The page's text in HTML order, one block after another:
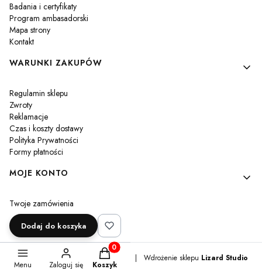
Badania i certyfikaty
Program ambasadorski
Mapa strony
Kontakt
WARUNKI ZAKUPÓW
Regulamin sklepu
Zwroty
Reklamacje
Czas i koszty dostawy
Polityka Prywatności
Formy płatności
MOJE KONTO
Twoje zamówienia
Ustawienia konta
Przechowalnia
Sklep internetowyShoper Premium | Wdrożenie sklepu Lizard Studio
Dodaj do koszyka
Menu Zaloguj się
Produkty w koszyku: 0. Zobacz szczegóły
Koszyk